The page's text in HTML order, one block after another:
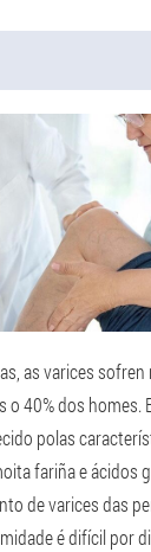
as varices sofren
o 40% dos homes.
polas
fariña e ácidos
de varices das
é difícil por